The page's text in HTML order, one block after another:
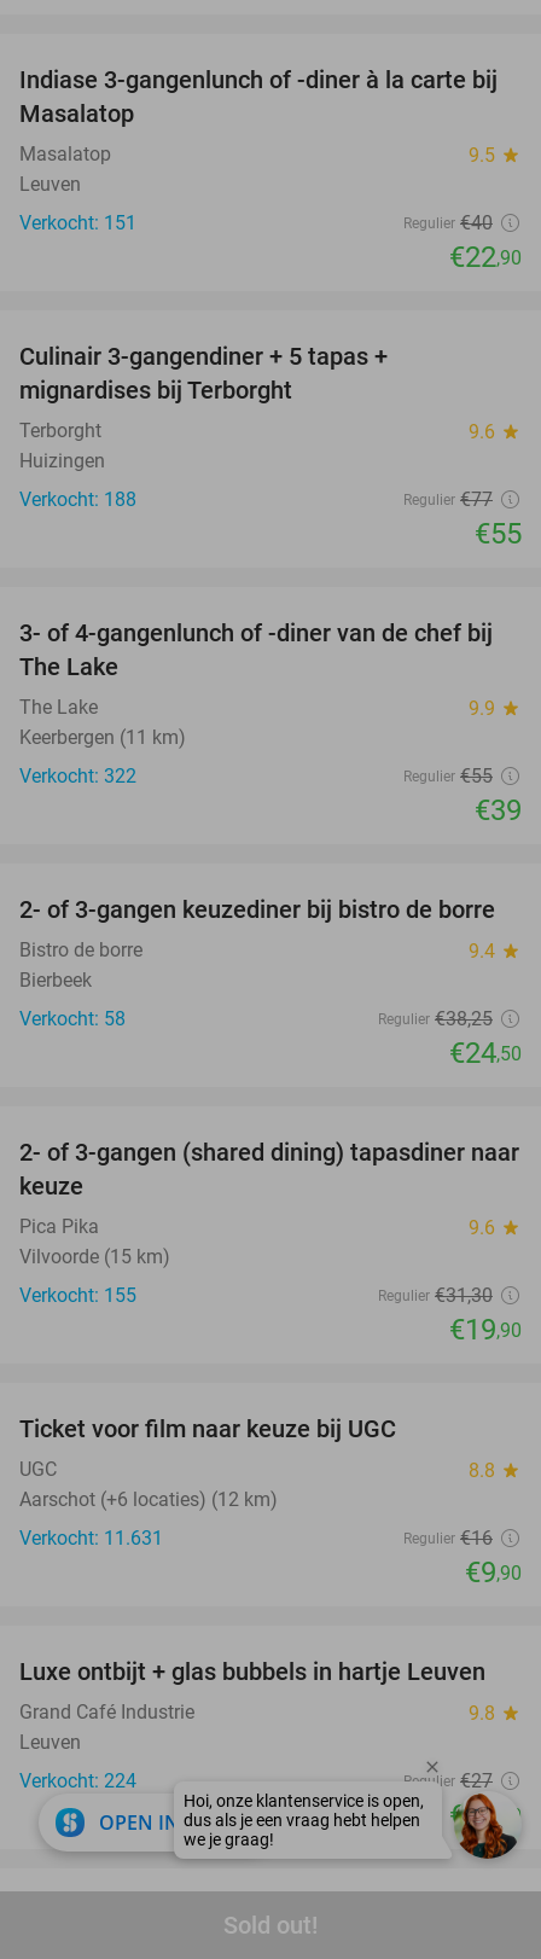
Sold out!
43%
Indiase 3-gangenlunch of -diner à la carte bij
Masalatop
Masalatop 9.5 star
Leuven
Verkocht: 151
Regulier €40
€22,90
Culinair 3-gangendiner + 5 tapas +
mignardises bij Terborght
Terborght 9.6 star
Huizingen
Verkocht: 188
Regulier €77
€55
29%
3- of 4-gangenlunch of -diner van de chef bij
The Lake
The Lake 9.9 star
Keerbergen (11 km)
Verkocht: 322
Regulier €55
€39
36%
2- of 3-gangen keuzediner bij bistro de borre
Bistro de borre 9.4 star
Bierbeek
Verkocht: 58
Regulier €38,25
€24,50
36%
2- of 3-gangen (shared dining) tapasdiner naar
keuze
Pica Pika 9.6 star
Vilvoorde (15 km)
Verkocht: 155
Regulier €31,30
€19,90
Ticket voor film naar keuze bij UGC
UGC 8.8 star
Aarschot (+6 locaties) (12 km)
Verkocht: 11.631
Regulier €16
€9,90
41%
Luxe ontbijt + glas bubbels in hartje Leuven
Grand Café Industrie 9.8 star
Leuven
Verkocht: 224
Regulier €27
€15,90
favorite_border
Mosselen (1 kg) naar keuze + aperitief + friet +
OPEN IN APP close